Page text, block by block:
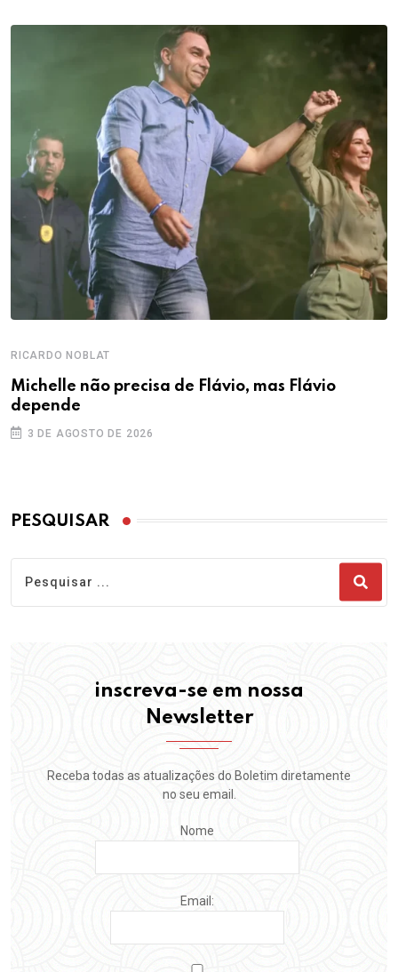
RICARDO NOBLAT
Michelle não precisa de Flávio, mas Flávio
depende
3 DE AGOSTO DE 2026
PESQUISAR
inscreva-se em nossa
Newsletter
Receba todas as atualizações do Boletim diretamente
no seu email.
Nome
Email: